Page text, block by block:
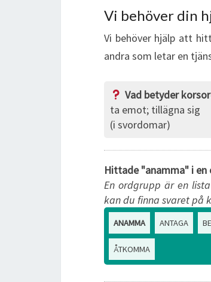
Vi behöver din
Vi behöver hjälp att
andra som letar en
Vad betyder
ta emot; tillägna sig
(i svordomar)
Hittade "anamma" i en
En ordgrupp är en
kan du finna svaret på
ANAMMA ANTAGA
ÅTKOMMA